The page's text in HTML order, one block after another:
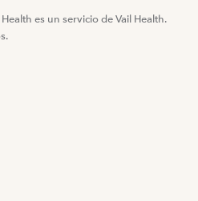
es un servicio de Vail Health.